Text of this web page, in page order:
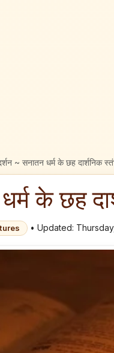
~ सनातन धर्म के छह दार्शनिक
के छह
• Updated: